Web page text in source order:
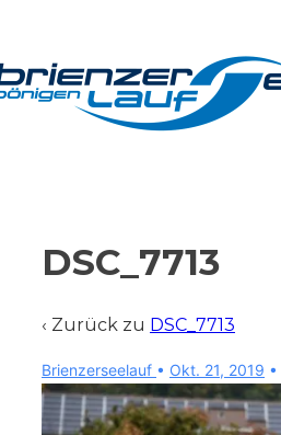
Inhalt
DSC_7713
‹ Zurück zu DSC_7713
Brienzerseelauf • Okt. 21, 2019